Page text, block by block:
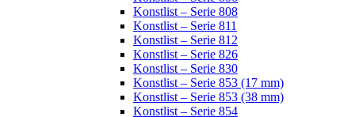
Konstlist – Serie 808
Konstlist – Serie 811
Konstlist – Serie 812
Konstlist – Serie 826
Konstlist – Serie 830
Konstlist – Serie 853 (17 mm)
Konstlist – Serie 853 (38 mm)
Konstlist – Serie 854